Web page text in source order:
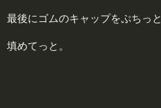
最後にゴムのキャップをぷちっと
填めてっと。